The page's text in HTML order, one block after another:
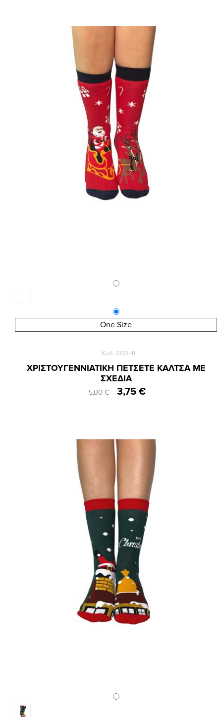
One Size
Κωδ.:3193-41
ΧΡΙΣΤΟΥΓΕΝΝΙΑΤΙΚΗ ΠΕΤΣΕΤΕ ΚΑΛΤΣΑ ΜΕ
ΣΧΕΔΙΑ
5,00 € 3,75 €